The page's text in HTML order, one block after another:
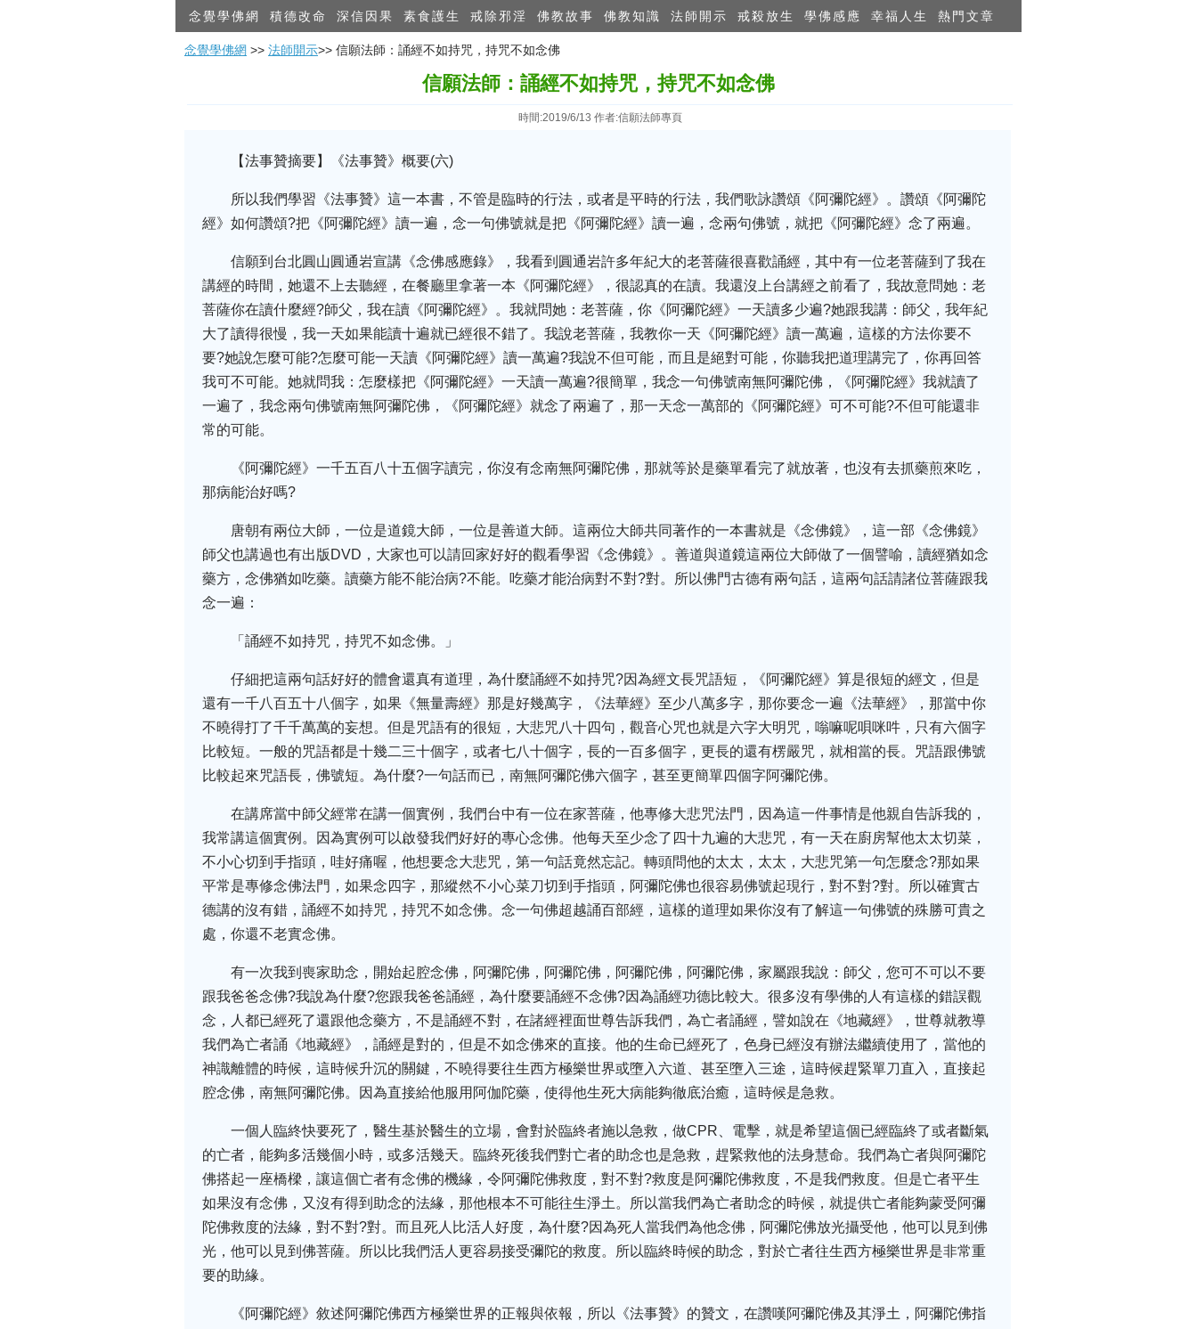
念覺學佛網 積德改命 深信因果 素食護生 戒除邪淫 佛教故事 佛教知識 法師開示 戒殺放生 學佛感應 幸福人生 熱門文章
念覺學佛網 >> 法師開示>> 信願法師：誦經不如持咒，持咒不如念佛
信願法師：誦經不如持咒，持咒不如念佛
時間:2019/6/13 作者:信願法師專頁
【法事贊摘要】《法事贊》概要(六)
所以我們學習《法事贊》這一本書，不管是臨時的行法，或者是平時的行法，我們歌詠讚頌《阿彌陀經》。讚頌《阿彌陀
經》如何讚頌?把《阿彌陀經》讀一遍，念一句佛號就是把《阿彌陀經》讀一遍，念兩句佛號，就把《阿彌陀經》念了兩遍。
信願到台北圓山圓通岩宣講《念佛感應錄》，我看到圓通岩許多年紀大的老菩薩很喜歡誦經，其中有一位老菩薩到了我在
講經的時間，她還不上去聽經，在餐廳里拿著一本《阿彌陀經》，很認真的在讀。我還沒上台講經之前看了，我故意問她：老
菩薩你在讀什麼經?師父，我在讀《阿彌陀經》。我就問她：老菩薩，你《阿彌陀經》一天讀多少遍?她跟我講：師父，我年紀
大了讀得很慢，我一天如果能讀十遍就已經很不錯了。我說老菩薩，我教你一天《阿彌陀經》讀一萬遍，這樣的方法你要不
要?她說怎麼可能?怎麼可能一天讀《阿彌陀經》讀一萬遍?我說不但可能，而且是絕對可能，你聽我把道理講完了，你再回答
我可不可能。她就問我：怎麼樣把《阿彌陀經》一天讀一萬遍?很簡單，我念一句佛號南無阿彌陀佛，《阿彌陀經》我就讀了
一遍了，我念兩句佛號南無阿彌陀佛，《阿彌陀經》就念了兩遍了，那一天念一萬部的《阿彌陀經》可不可能?不但可能還非
常的可能。
《阿彌陀經》一千五百八十五個字讀完，你沒有念南無阿彌陀佛，那就等於是藥單看完了就放著，也沒有去抓藥煎來吃，
那病能治好嗎?
唐朝有兩位大師，一位是道鏡大師，一位是善道大師。這兩位大師共同著作的一本書就是《念佛鏡》，這一部《念佛鏡》
師父也講過也有出版DVD，大家也可以請回家好好的觀看學習《念佛鏡》。善道與道鏡這兩位大師做了一個譬喻，讀經猶如念
藥方，念佛猶如吃藥。讀藥方能不能治病?不能。吃藥才能治病對不對?對。所以佛門古德有兩句話，這兩句話請諸位菩薩跟我
念一遍：
「誦經不如持咒，持咒不如念佛。」
仔細把這兩句話好好的體會還真有道理，為什麼誦經不如持咒?因為經文長咒語短，《阿彌陀經》算是很短的經文，但是
還有一千八百五十八個字，如果《無量壽經》那是好幾萬字，《法華經》至少八萬多字，那你要念一遍《法華經》，那當中你
不曉得打了千千萬萬的妄想。但是咒語有的很短，大悲咒八十四句，觀音心咒也就是六字大明咒，嗡嘛呢唄咪吽，只有六個字
比較短。一般的咒語都是十幾二三十個字，或者七八十個字，長的一百多個字，更長的還有楞嚴咒，就相當的長。咒語跟佛號
比較起來咒語長，佛號短。為什麼?一句話而已，南無阿彌陀佛六個字，甚至更簡單四個字阿彌陀佛。
在講席當中師父經常在講一個實例，我們台中有一位在家菩薩，他專修大悲咒法門，因為這一件事情是他親自告訴我的，
我常講這個實例。因為實例可以啟發我們好好的專心念佛。他每天至少念了四十九遍的大悲咒，有一天在廚房幫他太太切菜，
不小心切到手指頭，哇好痛喔，他想要念大悲咒，第一句話竟然忘記。轉頭問他的太太，太太，大悲咒第一句怎麼念?那如果
平常是專修念佛法門，如果念四字，那縱然不小心菜刀切到手指頭，阿彌陀佛也很容易佛號起現行，對不對?對。所以確實古
德講的沒有錯，誦經不如持咒，持咒不如念佛。念一句佛超越誦百部經，這樣的道理如果你沒有了解這一句佛號的殊勝可貴之
處，你還不老實念佛。
有一次我到喪家助念，開始起腔念佛，阿彌陀佛，阿彌陀佛，阿彌陀佛，阿彌陀佛，家屬跟我說：師父，您可不可以不要
跟我爸爸念佛?我說為什麼?您跟我爸爸誦經，為什麼要誦經不念佛?因為誦經功德比較大。很多沒有學佛的人有這樣的錯誤觀
念，人都已經死了還跟他念藥方，不是誦經不對，在諸經裡面世尊告訴我們，為亡者誦經，譬如說在《地藏經》，世尊就教導
我們為亡者誦《地藏經》，誦經是對的，但是不如念佛來的直接。他的生命已經死了，色身已經沒有辦法繼續使用了，當他的
神識離體的時候，這時候升沉的關鍵，不曉得要往生西方極樂世界或墮入六道、甚至墮入三途，這時候趕緊單刀直入，直接起
腔念佛，南無阿彌陀佛。因為直接給他服用阿伽陀藥，使得他生死大病能夠徹底治癒，這時候是急救。
一個人臨終快要死了，醫生基於醫生的立場，會對於臨終者施以急救，做CPR、電擊，就是希望這個已經臨終了或者斷氣
的亡者，能夠多活幾個小時，或多活幾天。臨終死後我們對亡者的助念也是急救，趕緊救他的法身慧命。我們為亡者與阿彌陀
佛搭起一座橋樑，讓這個亡者有念佛的機緣，令阿彌陀佛救度，對不對?救度是阿彌陀佛救度，不是我們救度。但是亡者平生
如果沒有念佛，又沒有得到助念的法緣，那他根本不可能往生淨土。所以當我們為亡者助念的時候，就提供亡者能夠蒙受阿彌
陀佛救度的法緣，對不對?對。而且死人比活人好度，為什麼?因為死人當我們為他念佛，阿彌陀佛放光攝受他，他可以見到佛
光，他可以見到佛菩薩。所以比我們活人更容易接受彌陀的救度。所以臨終時候的助念，對於亡者往生西方極樂世界是非常重
要的助緣。
《阿彌陀經》敘述阿彌陀佛西方極樂世界的正報與依報，所以《法事贊》的贊文，在讚嘆阿彌陀佛及其淨土，阿彌陀佛指